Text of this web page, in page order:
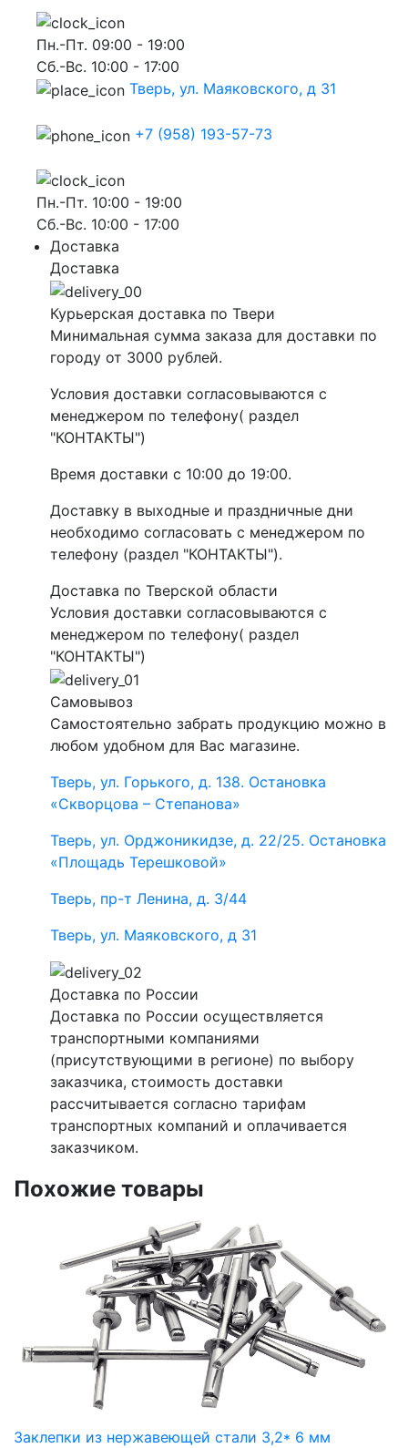
Пн.-Пт. 09:00 - 19:00
Сб.-Вс. 10:00 - 17:00
Тверь, ул. Маяковского, д 31
+7 (958) 193-57-73
Пн.-Пт. 10:00 - 19:00
Сб.-Вс. 10:00 - 17:00
Доставка
Доставка
Курьерская доставка по Твери
Минимальная сумма заказа для доставки по
городу от 3000 рублей.
Условия доставки согласовываются с
менеджером по телефону( раздел
"КОНТАКТЫ")
Время доставки с 10:00 до 19:00.
Доставку в выходные и праздничные дни
необходимо согласовать с менеджером по
телефону (раздел "КОНТАКТЫ").
Доставка по Тверской области
Условия доставки согласовываются с
менеджером по телефону( раздел
"КОНТАКТЫ")
Самовывоз
Самостоятельно забрать продукцию можно в
любом удобном для Вас магазине.
Тверь, ул. Горького, д. 138. Остановка
«Скворцова – Степанова»
Тверь, ул. Орджоникидзе, д. 22/25. Остановка
«Площадь Терешковой»
Тверь, пр-т Ленина, д. 3/44
Тверь, ул. Маяковского, д 31
Доставка по России
Доставка по России осуществляется
транспортными компаниями
(присутствующими в регионе) по выбору
заказчика, стоимость доставки
рассчитывается согласно тарифам
транспортных компаний и оплачивается
заказчиком.
Похожие товары
Заклепки из нержавеющей стали 3,2* 6 мм